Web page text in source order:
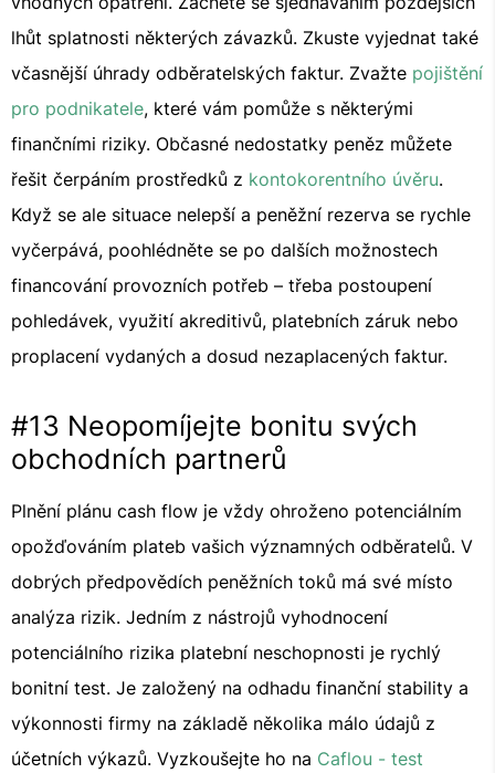
lhůt splatnosti některých závazků. Zkuste vyjednat také
včasnější úhrady odběratelských faktur. Zvažte pojištění
pro podnikatele, které vám pomůže s některými
finančními riziky. Občasné nedostatky peněz můžete
řešit čerpáním prostředků z kontokorentního úvěru.
Když se ale situace nelepší a peněžní rezerva se rychle
vyčerpává, poohlédněte se po dalších možnostech
financování provozních potřeb – třeba postoupení
pohledávek, využití akreditivů, platebních záruk nebo
proplacení vydaných a dosud nezaplacených faktur.
#13 Neopomíjejte bonitu svých
obchodních partnerů
Plnění plánu cash flow je vždy ohroženo potenciálním
opožďováním plateb vašich významných odběratelů. V
dobrých předpovědích peněžních toků má své místo
analýza rizik. Jedním z nástrojů vyhodnocení
potenciálního rizika platební neschopnosti je rychlý
bonitní test. Je založený na odhadu finanční stability a
výkonnosti firmy na základě několika málo údajů z
účetních výkazů. Vyzkoušejte ho na Caflou - test